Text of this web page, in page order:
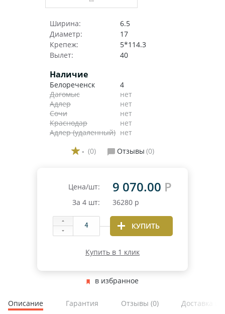
ЗИМНИЕ
ЛЕТНИЕ
ВСЕСЕЗОННЫЕ
ДЛЯ СПЕЦТЕХНИКИ
ШТАМПОВАНЫЕ
Ширина:
6.5
Диаметр:
17
Крепеж:
5*114.3
Вылет:
40
Наличие
Белореченск
4
Дагомыс
нет
Адлер
нет
Сочи
нет
Краснодар
нет
Адлер (удаленный) нет
- (0) Отзывы (0)
Цена/шт: 9 070.00 Р
За 4 шт: 36280 р
КУПИТЬ
Купить в 1 клик
в избранное
Описание Гарантия Отзывы (0) Доставка и